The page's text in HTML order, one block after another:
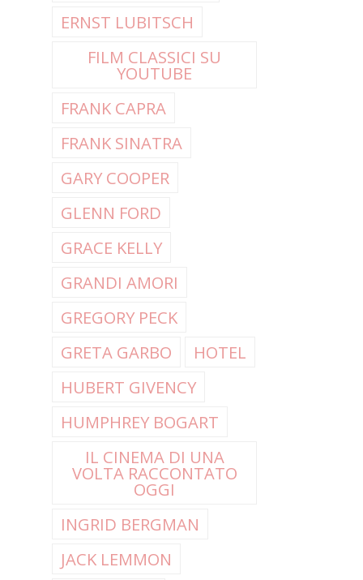
ERNST LUBITSCH
FILM CLASSICI SU
YOUTUBE
FRANK CAPRA
FRANK SINATRA
GARY COOPER
GLENN FORD
GRACE KELLY
GRANDI AMORI
GREGORY PECK
GRETA GARBO
HOTEL
HUBERT GIVENCY
HUMPHREY BOGART
IL CINEMA DI UNA
VOLTA RACCONTATO
OGGI
INGRID BERGMAN
JACK LEMMON